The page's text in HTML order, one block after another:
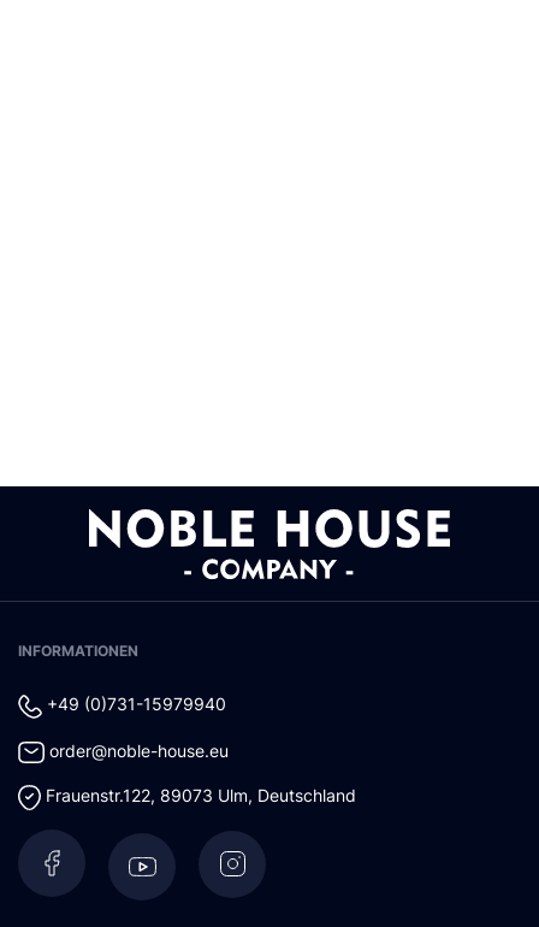
INFORMATIONEN
+49 (0)731-15979940
order@noble-house.eu
Frauenstr.122, 89073 Ulm, Deutschland